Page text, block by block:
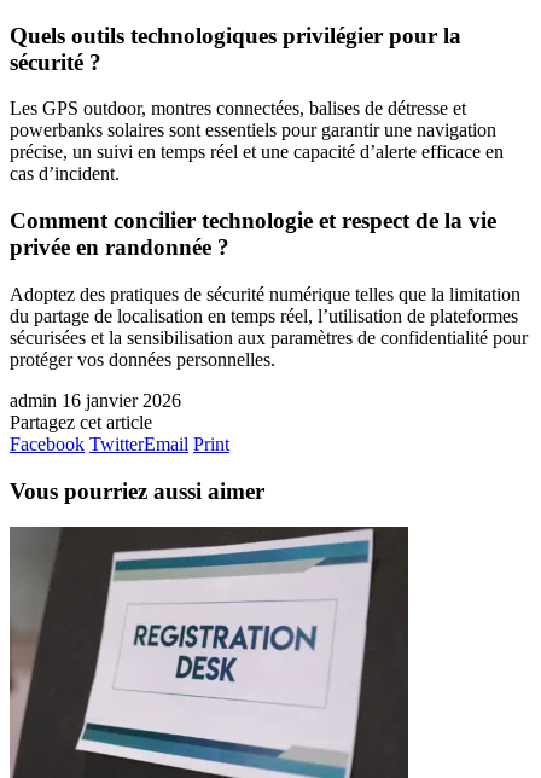
Quels outils technologiques privilégier pour la
sécurité ?
Les GPS outdoor, montres connectées, balises de détresse et
powerbanks solaires sont essentiels pour garantir une navigation
précise, un suivi en temps réel et une capacité d’alerte efficace en
cas d’incident.
Comment concilier technologie et respect de la vie
privée en randonnée ?
Adoptez des pratiques de sécurité numérique telles que la limitation
du partage de localisation en temps réel, l’utilisation de plateformes
sécurisées et la sensibilisation aux paramètres de confidentialité pour
protéger vos données personnelles.
admin 16 janvier 2026
Partagez cet article
Facebook TwitterEmail Print
Vous pourriez aussi aimer